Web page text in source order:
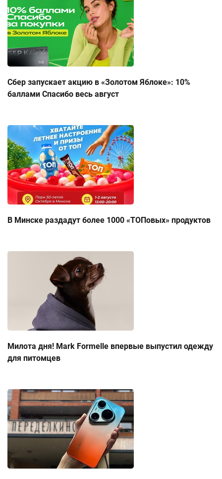
Сбер запускает акцию в «Золотом Яблоке»: 10%
баллами Спасибо весь август
В Минске раздадут более 1000 «ТОПовых» продуктов
Милота дня! Mark Formelle впервые выпустил одежду
для питомцев